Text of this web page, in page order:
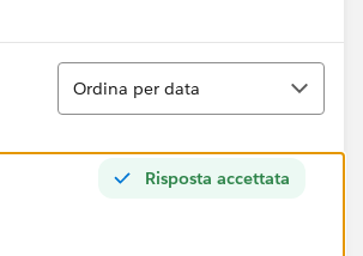
Ordina
Ordina per data
Risposta accettata